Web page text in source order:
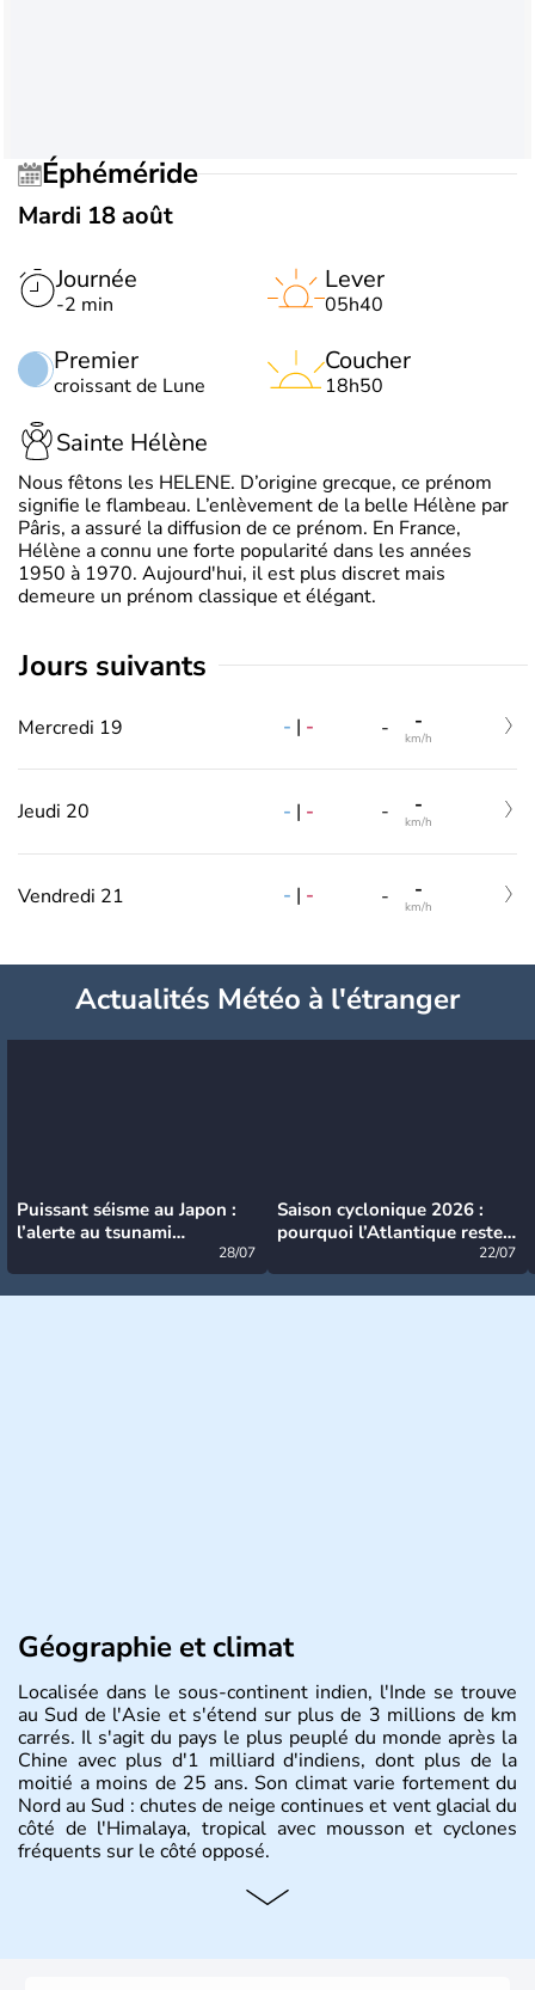
Éphéméride
Mardi 18 août
Journée
-2 min
Premier
croissant de Lune
Lever
05h40
Coucher
18h50
Sainte Hélène
Nous fêtons les HELENE. D’origine grecque, ce prénom
signifie le flambeau. L’enlèvement de la belle Hélène par
Pâris, a assuré la diffusion de ce prénom. En France,
Hélène a connu une forte popularité dans les années
1950 à 1970. Aujourd'hui, il est plus discret mais
demeure un prénom classique et élégant.
jours suivants
Mercredi 19 - | - - -
km/h
Jeudi 20 - | - - -
km/h
Vendredi 21 - | - - -
km/h
Actualités Météo à l'étranger
Puissant séisme au Japon :
l’alerte au tsunami
28/07
Saison cyclonique 2026 :
pourquoi l’Atlantique reste
22/07
Géographie et climat
Localisée dans le sous-continent indien, l'Inde se trouve
au Sud de l'Asie et s'étend sur plus de 3 millions de km
carrés. Il s'agit du pays le plus peuplé du monde après la
Chine avec plus d'1 milliard d'indiens, dont plus de la
moitié a moins de 25 ans. Son climat varie fortement du
Nord au Sud : chutes de neige continues et vent glacial du
côté de l'Himalaya, tropical avec mousson et cyclones
fréquents sur le côté opposé.
Histoire et administration